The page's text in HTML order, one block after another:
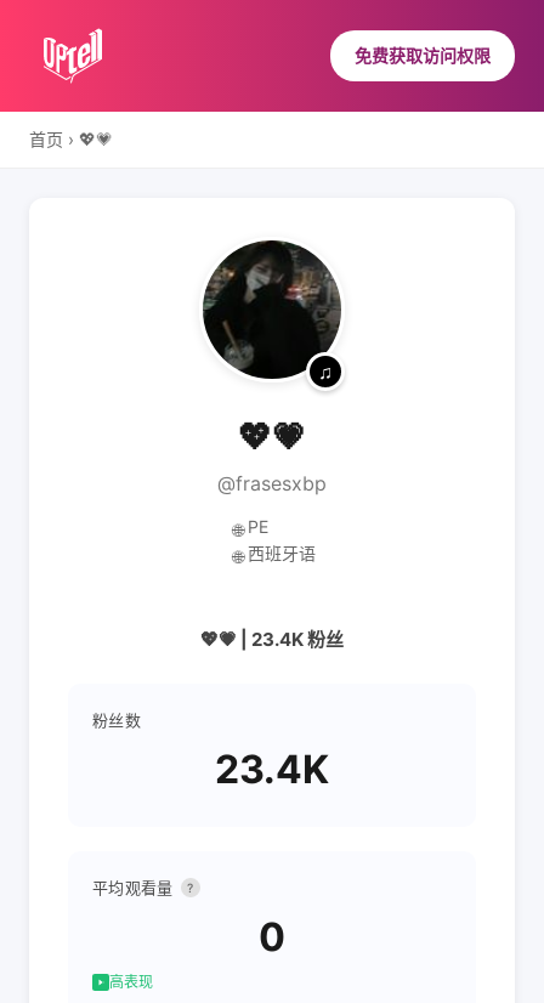
免费获取访问权限
首页 › 💖💗
💖💗
@frasesxbp
🌐 PE
🌐 西班牙语
💖💗 | 23.4K 粉丝
粉丝数
23.4K
平均观看量 ?
0
高表现